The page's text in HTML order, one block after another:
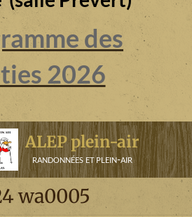
des
2026
ALEP plein-air
randonnées et plein-air
wa0005